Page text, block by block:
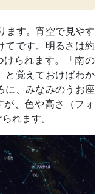
ます。宵空で見やす
てです。明るさは約
られます。「南の
と覚えておけばわか
に、みなみのうお座
、色や高さ（フォ
れます。